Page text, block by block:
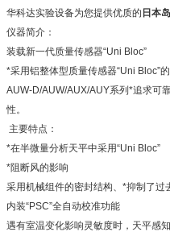
华科达实验设备为您提供优质的 日本
仪器简介：
装载新一代质量传感器“Uni Bloc”
*采用铝整体型质量传感器“Uni Bloc”的
AUW-D/AUW/AUX/AUY系列*追求可
性。
主要特点：
*在半微量分析天平中采用“Uni Bloc”
*阻断风的影响
采用机械组件的密封结构、*抑制了过
内装“PSC”全自动校准功能
遇有室温变化影响灵敏度时，天平感